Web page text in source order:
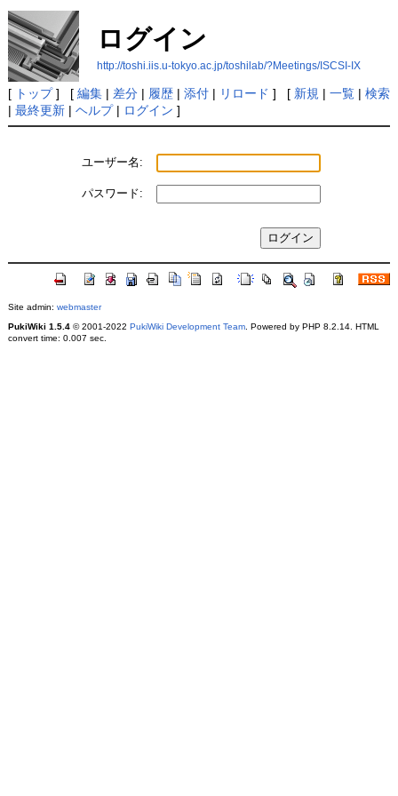
ログイン
http://toshi.iis.u-tokyo.ac.jp/toshilab/?Meetings/ISCSI-IX
[ トップ] [ 編集| 差分| 履歴| 添付| リロード ] [ 新規 | 一覧| 検索
| 最終更新| ヘルプ| ログイン ]
ユーザー名:
パスワード:
Site admin: webmaster
PukiWiki 1.5.4© 2001-2022 PukiWiki Development Team. Powered by PHP 8.2.14. HTML
convert time: 0.007 sec.